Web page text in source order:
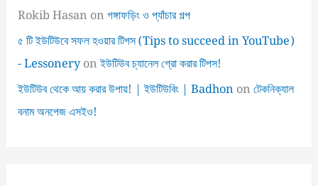
Rokib Hasan onগঙ্গাফড়িং ও প্যাঁচার গল্প
৫ টি ইউটিউবে সফল হওয়ার টিপস (Tips to succeed in YouTube)
- Lessoneryonইউটিউব চ্যানেল গ্রো করার টিপস!
ইউটিউব থেকে আয় করার উপায়! | ইউটিউবিং | Badhon onটেকনিক্যাল
বনাম অনপেজ এসইও!